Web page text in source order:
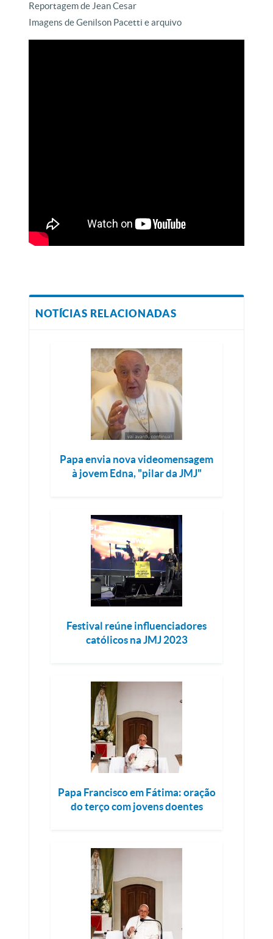
Reportagem de Jean Cesar
Imagens de Genilson Pacetti e arquivo
NOTÍCIAS RELACIONADAS
Papa envia nova videomensagem
à jovem Edna, "pilar da JMJ"
Festival reúne influenciadores
católicos na JMJ 2023
Papa Francisco em Fátima: oração
do terço com jovens doentes